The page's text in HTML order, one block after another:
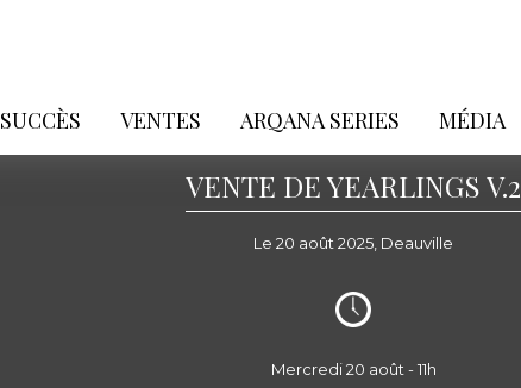
SUCCÈS VENTES ARQANA SERIES MÉDIA
VENTE DE YEARLINGS V.2
Le 20 août 2025, Deauville
Mercredi 20 août - 11h